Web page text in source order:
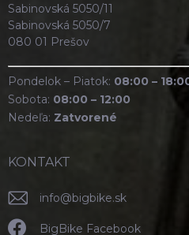
Sabinovská 5050/11
Sabinovská 5050/7
080 01 Prešov
Pondelok – Piatok: 08:00 –
Sobota: 08:00 – 12:00
Nedeľa: Zatvorené
KONTAKT
info@bigbike.sk
BigBike Facebook